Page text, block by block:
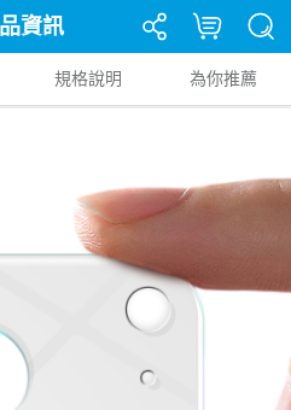
資訊
規格說明 為你推薦